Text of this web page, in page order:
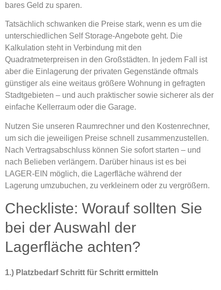
bares Geld zu sparen.
Tatsächlich schwanken die Preise stark, wenn es um die
unterschiedlichen Self Storage-Angebote geht. Die
Kalkulation steht in Verbindung mit den
Quadratmeterpreisen in den Großstädten. In jedem Fall ist
aber die Einlagerung der privaten Gegenstände oftmals
günstiger als eine weitaus größere Wohnung in gefragten
Stadtgebieten – und auch praktischer sowie sicherer als der
einfache Kellerraum oder die Garage.
Nutzen Sie unseren Raumrechner und den Kostenrechner,
um sich die jeweiligen Preise schnell zusammenzustellen.
Nach Vertragsabschluss können Sie sofort starten – und
nach Belieben verlängern. Darüber hinaus ist es bei
LAGER-EIN möglich, die Lagerfläche während der
Lagerung umzubuchen, zu verkleinern oder zu vergrößern.
Checkliste: Worauf sollten Sie
bei der Auswahl der
Lagerfläche achten?
1.) Platzbedarf Schritt für Schritt ermitteln